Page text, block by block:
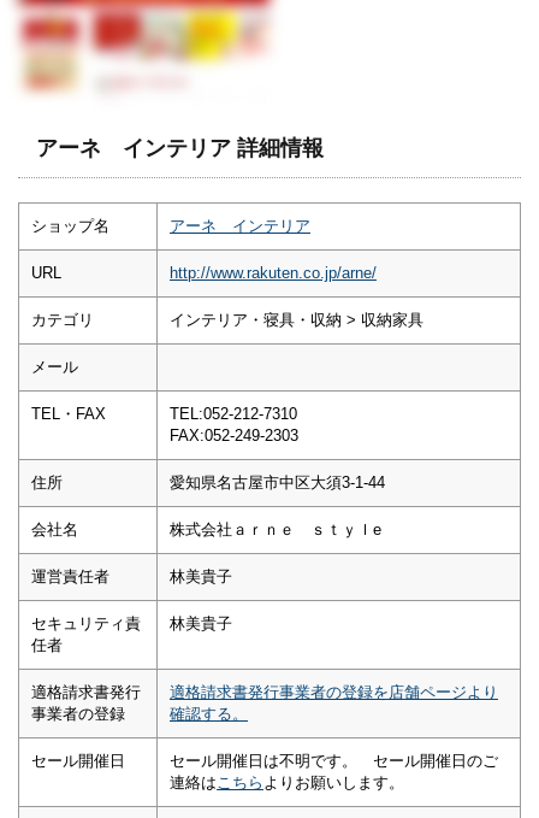
アーネ インテリア 詳細情報
ショップ名 アーネ インテリア
URL http://www.rakuten.co.jp/arne/
カテゴリ インテリア・寝具・収納 > 収納家具
メール
TEL・FAX
TEL:052-212-7310
FAX:052-249-2303
住所 愛知県名古屋市中区大須3-1-44
会社名 株式会社ａｒｎｅ ｓｔｙｌe
運営責任者 林美貴子
セキュリティ責
任者
林美貴子
適格請求書発行
事業者の登録
適格請求書発行事業者の登録を店舗ページより
確認する。
セール開催日
セール開催日は不明です。 セール開催日のご
連絡は こちら よりお願いします。